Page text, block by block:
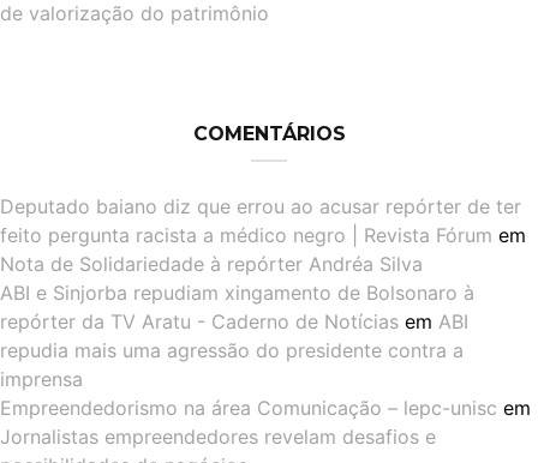
de valorização do patrimônio
COMENTÁRIOS
Deputado baiano diz que errou ao acusar repórter de ter
feito pergunta racista a médico negro | Revista Fórum em
Nota de Solidariedade à repórter Andréa Silva
ABI e Sinjorba repudiam xingamento de Bolsonaro à
repórter da TV Aratu - Caderno de Notícias em ABI
repudia mais uma agressão do presidente contra a
imprensa
Empreendedorismo na área Comunicação – lepc-unisc em
Jornalistas empreendedores revelam desafios e